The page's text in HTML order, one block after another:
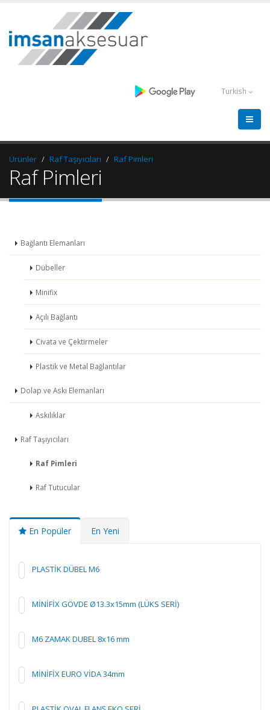
Turkish
Ürünler Raf Taşıyıcıları Raf Pimleri
Raf Pimleri
Bağlantı Elemanları
Dübeller
Minifix
Açılı Bağlantı
Civata ve Çektirmeler
Plastik ve Metal Bağlantılar
Dolap ve Askı Elemanları
Askılıklar
Raf Taşıyıcıları
Raf Pimleri
Raf Tutucular
En Popüler En Yeni
PLASTİK DÜBEL M6
MİNİFİX GÖVDE Ø13.3x15mm (LÜKS SERİ)
M6 ZAMAK DUBEL 8x16 mm
MİNİFİX EURO VİDA 34mm